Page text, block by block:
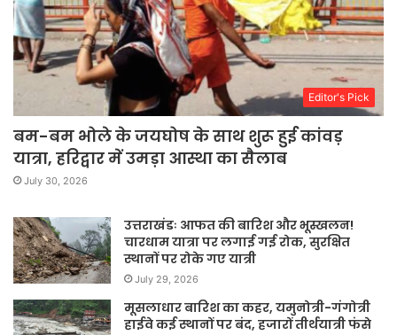
Editor's Pick
बम-बम भोले के जयघोष के साथ शुरू हुई कांवड़
यात्रा, हरिद्वार में उमड़ा आस्था का सैलाब
July 30, 2026
उत्तराखंडः आफत की बारिश और भूस्खलन!
चारधाम यात्रा पर लगाई गई रोक, सुरक्षित
स्थानों पर रोके गए यात्री
July 29, 2026
मूसलाधार बारिश का कहर, यमुनोत्री-गंगोत्री
हाईवे कई स्थानों पर बंद, हजारों तीर्थयात्री फंसे